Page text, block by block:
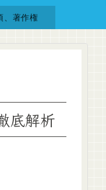
、著作権
底解析